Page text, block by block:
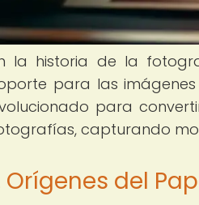
la historia de la
para las
para
capturando
Orígenes del